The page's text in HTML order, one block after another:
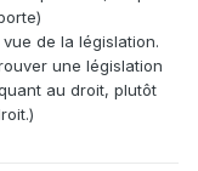
de la législation.
une législation
au droit, plutôt